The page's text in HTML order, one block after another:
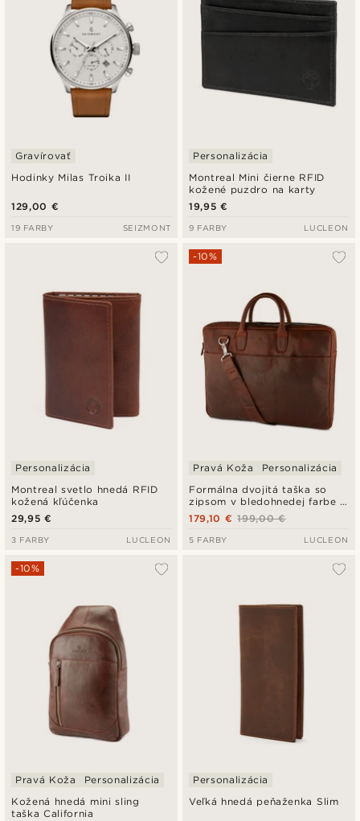
Hodinky Milas Troika II
Gravírovať
129,00 €
19 FARBY SEIZMONT
Montreal Mini čierne RFID
kožené puzdro na karty
Personalizácia
19,95 €
9 FARBY LUCLEON
Montreal svetlo hnedá RFID
kožená kľúčenka
Personalizácia
29,95 €
3 FARBY LUCLEON
Formálna dvojitá taška so
zipsom v bledohnedej farbe z
pravej kože Montreal
-10%
Pravá Koža Personalizácia
199,00 €
179,10 €
5 FARBY LUCLEON
Kožená hnedá mini sling
taška California
-10%
Pravá Koža Personalizácia
Veľká hnedá peňaženka Slim
Personalizácia